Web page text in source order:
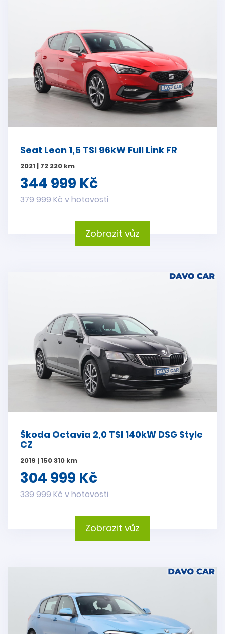
Seat Leon 1,5 TSI 96kW Full Link FR
2021 | 72 220 km
344 999 Kč
379 999 Kč v hotovosti
Zobrazit vůz
Škoda Octavia 2,0 TSI 140kW DSG Style
CZ
2019 | 150 310 km
304 999 Kč
339 999 Kč v hotovosti
Zobrazit vůz